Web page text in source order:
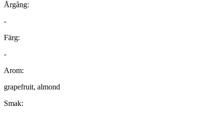
Årgång:
-
Färg:
-
Arom:
grapefruit, almond
Smak: